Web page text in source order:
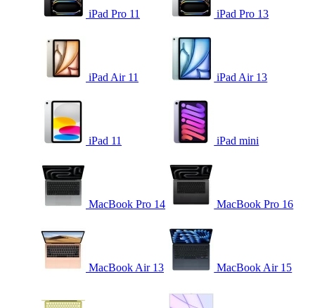
iPad Pro 11 iPad Pro 13
iPad Air 11 iPad Air 13
iPad 11 iPad mini
MacBook Pro 14 MacBook Pro 16
MacBook Air 13 MacBook Air 15